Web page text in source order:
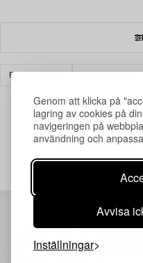
Genom att klicka på
lagring av cookies på
navigeringen på
användning och
Avvisa
Inställningar
BELYSNING
Din sökning